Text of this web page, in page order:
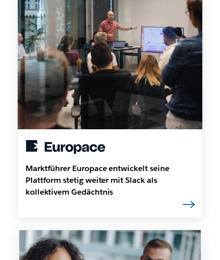
Marktführer Europace entwickelt seine
Plattform stetig weiter mit Slack als
kollektivem Gedächtnis